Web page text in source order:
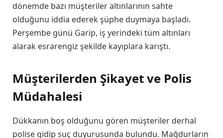
dönemde bazı müşteriler altınlarının sahte
olduğunu iddia ederek şüphe duymaya başladı.
Perşembe günü Garip, iş yerindeki tüm altınları
alarak esrarengiz şekilde kayıplara karıştı.
Müşterilerden Şikayet ve Polis
Müdahalesi
Dükkanın boş olduğunu gören müşteriler derhal
polise gidip suç duyurusunda bulundu. Mağdurların